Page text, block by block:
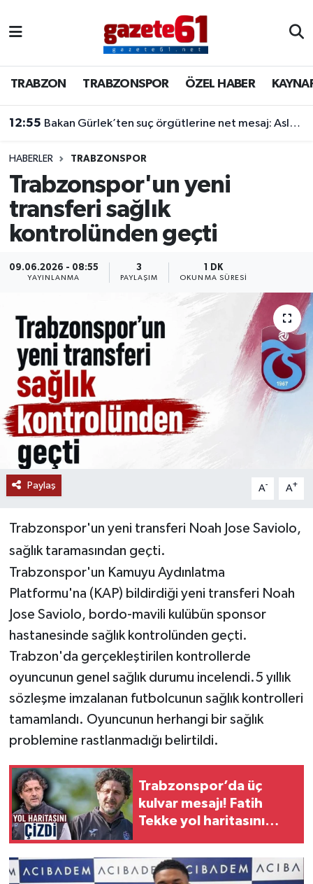
TRABZON TRABZONSPOR ÖZEL HABER
12:55 Bakan Gürlek’ten suç örgütlerine net mesaj: Asla meydanı boş sanmayın, devlet buradadır
HABERLER TRABZONSPOR
Trabzonspor'un yeni
transferi sağlık
kontrolünden geçti
09.06.2026 - 08:55
YAYINLANMA
3
PAYLAŞIM
1 DK
OKUNMA SÜRESI
Paylaş A- A+
Trabzonspor'un yeni transferi Noah Jose Saviolo,
sağlık taramasından geçti.
Trabzonspor'un Kamuyu Aydınlatma
Platformu'na (KAP) bildirdiği yeni transferi Noah
Jose Saviolo, bordo-mavili kulübün sponsor
hastanesinde sağlık kontrolünden geçti.
Trabzon'da gerçekleştirilen kontrollerde
oyuncunun genel sağlık durumu incelendi.5 yıllık
sözleşme imzalanan futbolcunun sağlık kontrolleri
tamamlandı. Oyuncunun herhangi bir sağlık
problemine rastlanmadığı belirtildi.
Trabzonspor’da üç
kulvar mesajı! Fatih
Tekke yol haritasını
TRABZONSPOR
ÖZEL HABER
KAYNAR KAZAN
SİYASET
GÜNDEM
Trabzon Nöbetçi Eczaneler
Trabzon Hava Durumu
Trabzon Namaz Vakitleri
Trabzon Trafik Yoğunluk Haritası
Süper Lig Puan Durumu ve Fikstür
Tüm Manşetler
Son Dakika Haberleri